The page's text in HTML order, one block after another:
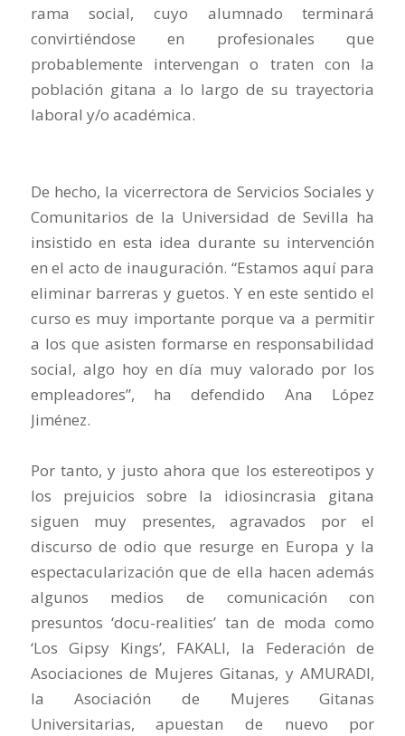
rama social, cuyo alumnado terminará
convirtiéndose en profesionales que
probablemente intervengan o traten con la
población gitana a lo largo de su trayectoria
laboral y/o académica.
De hecho, la vicerrectora de Servicios Sociales y
Comunitarios de la Universidad de Sevilla ha
insistido en esta idea durante su intervención
en el acto de inauguración. “Estamos aquí para
eliminar barreras y guetos. Y en este sentido el
curso es muy importante porque va a permitir
a los que asisten formarse en responsabilidad
social, algo hoy en día muy valorado por los
empleadores”, ha defendido Ana López
Jiménez.
Por tanto, y justo ahora que los estereotipos y
los prejuicios sobre la idiosincrasia gitana
siguen muy presentes, agravados por el
discurso de odio que resurge en Europa y la
espectacularización que de ella hacen además
algunos medios de comunicación con
presuntos ‘docu-realities’ tan de moda como
‘Los Gipsy Kings’, FAKALI, la Federación de
Asociaciones de Mujeres Gitanas, y AMURADI,
la Asociación de Mujeres Gitanas
Universitarias, apuestan de nuevo por